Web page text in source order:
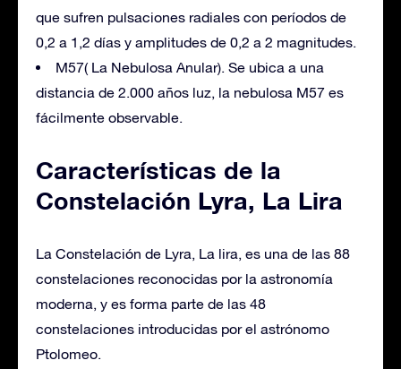
que sufren pulsaciones radiales con períodos de
0,2 a 1,2 días y amplitudes de 0,2 a 2 magnitudes.
M57( La Nebulosa Anular). Se ubica a una
distancia de 2.000 años luz, la nebulosa M57 es
fácilmente observable.
Características de la
Constelación Lyra, La Lira
La Constelación de Lyra, La lira, es una de las 88
constelaciones reconocidas por la astronomía
moderna, y es forma parte de las 48
constelaciones introducidas por el astrónomo
Ptolomeo.